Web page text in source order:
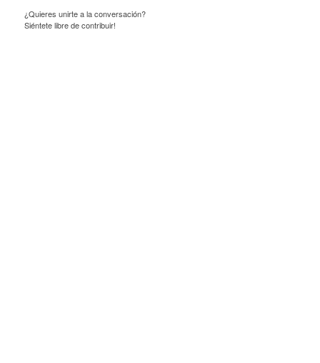
¿Quieres unirte a la conversación?
Siéntete libre de contribuir!